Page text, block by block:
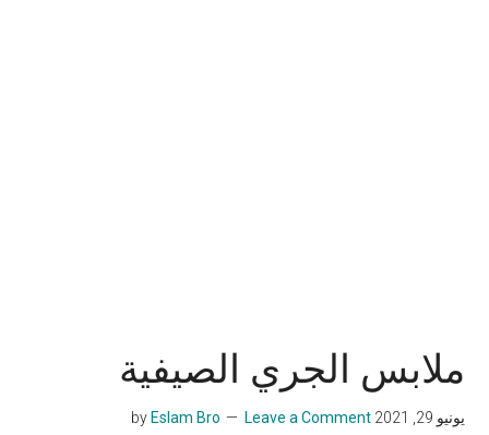
ملابس الجري الصيفية
يونيو 29, 2021 by
Eslam Bro Leave a Comment